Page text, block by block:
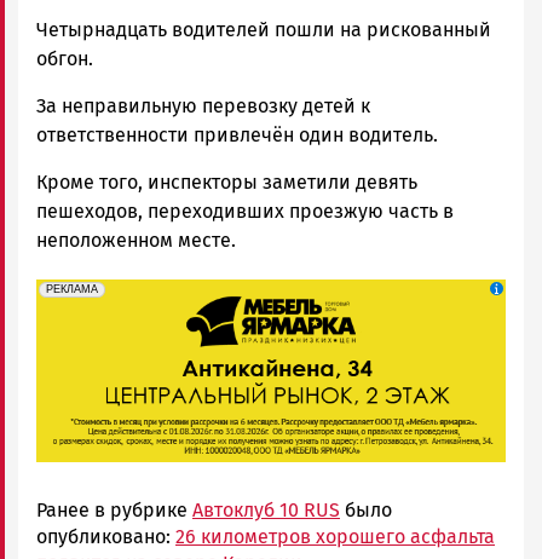
Четырнадцать водителей пошли на рискованный
обгон.
За неправильную перевозку детей к
ответственности привлечён один водитель.
Кроме того, инспекторы заметили девять
пешеходов, переходивших проезжую часть в
неположенном месте.
erid: 2SDnjeFymr3
РЕКЛАМА
Реклама
Ранее в рубрике Автоклуб 10 RUS было
опубликовано: 26 километров хорошего асфальта